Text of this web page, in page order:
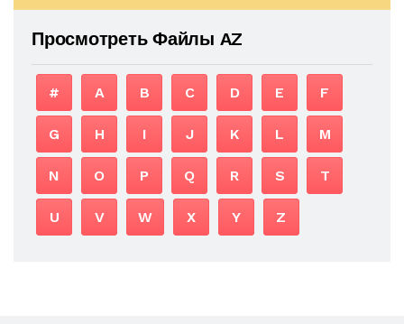
Просмотреть Файлы AZ
# A B C D E F
G H I J K L M
N O P Q R S T
U V W X Y Z